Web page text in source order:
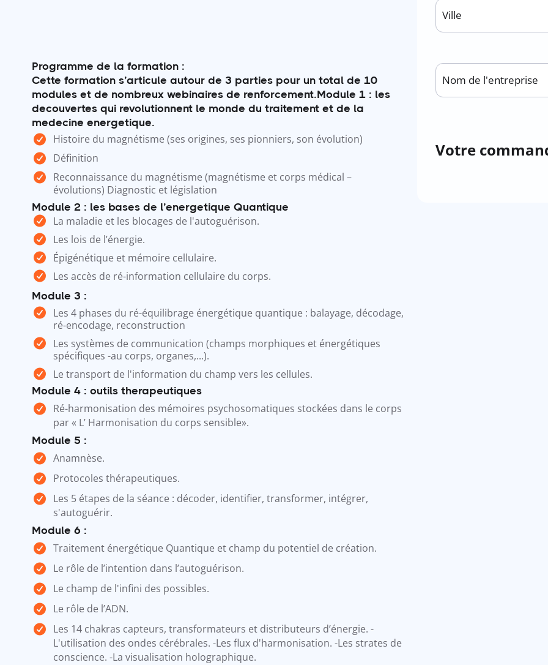
Programme de la formation :
​Cette formation s’articule autour de 3 parties pour un total de 10
modules et de nombreux webinaires de renforcement. ​Module 1 : les
decouvertes qui revolutionnent le monde du traitement et de la
medecine energetique.
Histoire du magnétisme (ses origines, ses pionniers, son évolution)
Définition
Reconnaissance du magnétisme (magnétisme et corps médical –
évolutions) Diagnostic et législation
Module 2 : les bases de l’energetique Quantique
La maladie et les blocages de l'autoguérison.
Les lois de l’énergie.
Épigénétique et mémoire cellulaire.
Les accès de ré-information cellulaire du corps.
Module 3 :
Les 4 phases du ré-équilibrage énergétique quantique : balayage, décodage,
ré-encodage, reconstruction
Les systèmes de communication (champs morphiques et énergétiques
spécifiques -au corps, organes,...).
Le transport de l'information du champ vers les cellules.
Module 4 : outils therapeutiques
Ré-harmonisation des mémoires psychosomatiques stockées dans le corps
par « L’ Harmonisation du corps sensible».
Module 5 :
Anamnèse.
Protocoles thérapeutiques.
Les 5 étapes de la séance : décoder, identifier, transformer, intégrer,
s'autoguérir.
Module 6 :
Traitement énergétique Quantique et champ du potentiel de création.
Le rôle de l’intention dans l’autoguérison.
Le champ de l'infini des possibles.
Le rôle de l’ADN.
Les 14 chakras capteurs, transformateurs et distributeurs d’énergie. -
L'utilisation des ondes cérébrales. -Les flux d'harmonisation. -Les strates de
conscience. -La visualisation holographique.
Votre